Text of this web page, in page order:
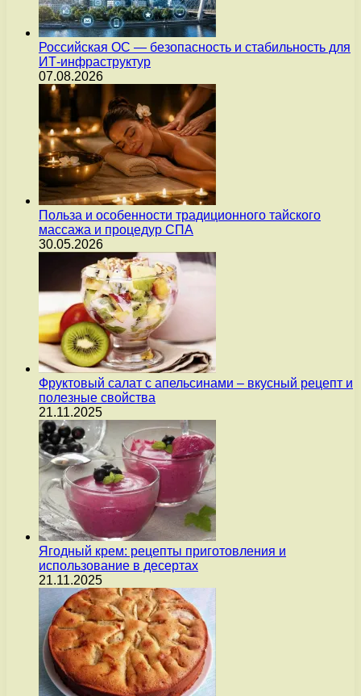
Российская ОС — безопасность и стабильность для
ИТ-инфраструктур
07.08.2026
Польза и особенности традиционного тайского
массажа и процедур СПА
30.05.2026
Фруктовый салат с апельсинами – вкусный рецепт и
полезные свойства
21.11.2025
Ягодный крем: рецепты приготовления и
использование в десертах
21.11.2025